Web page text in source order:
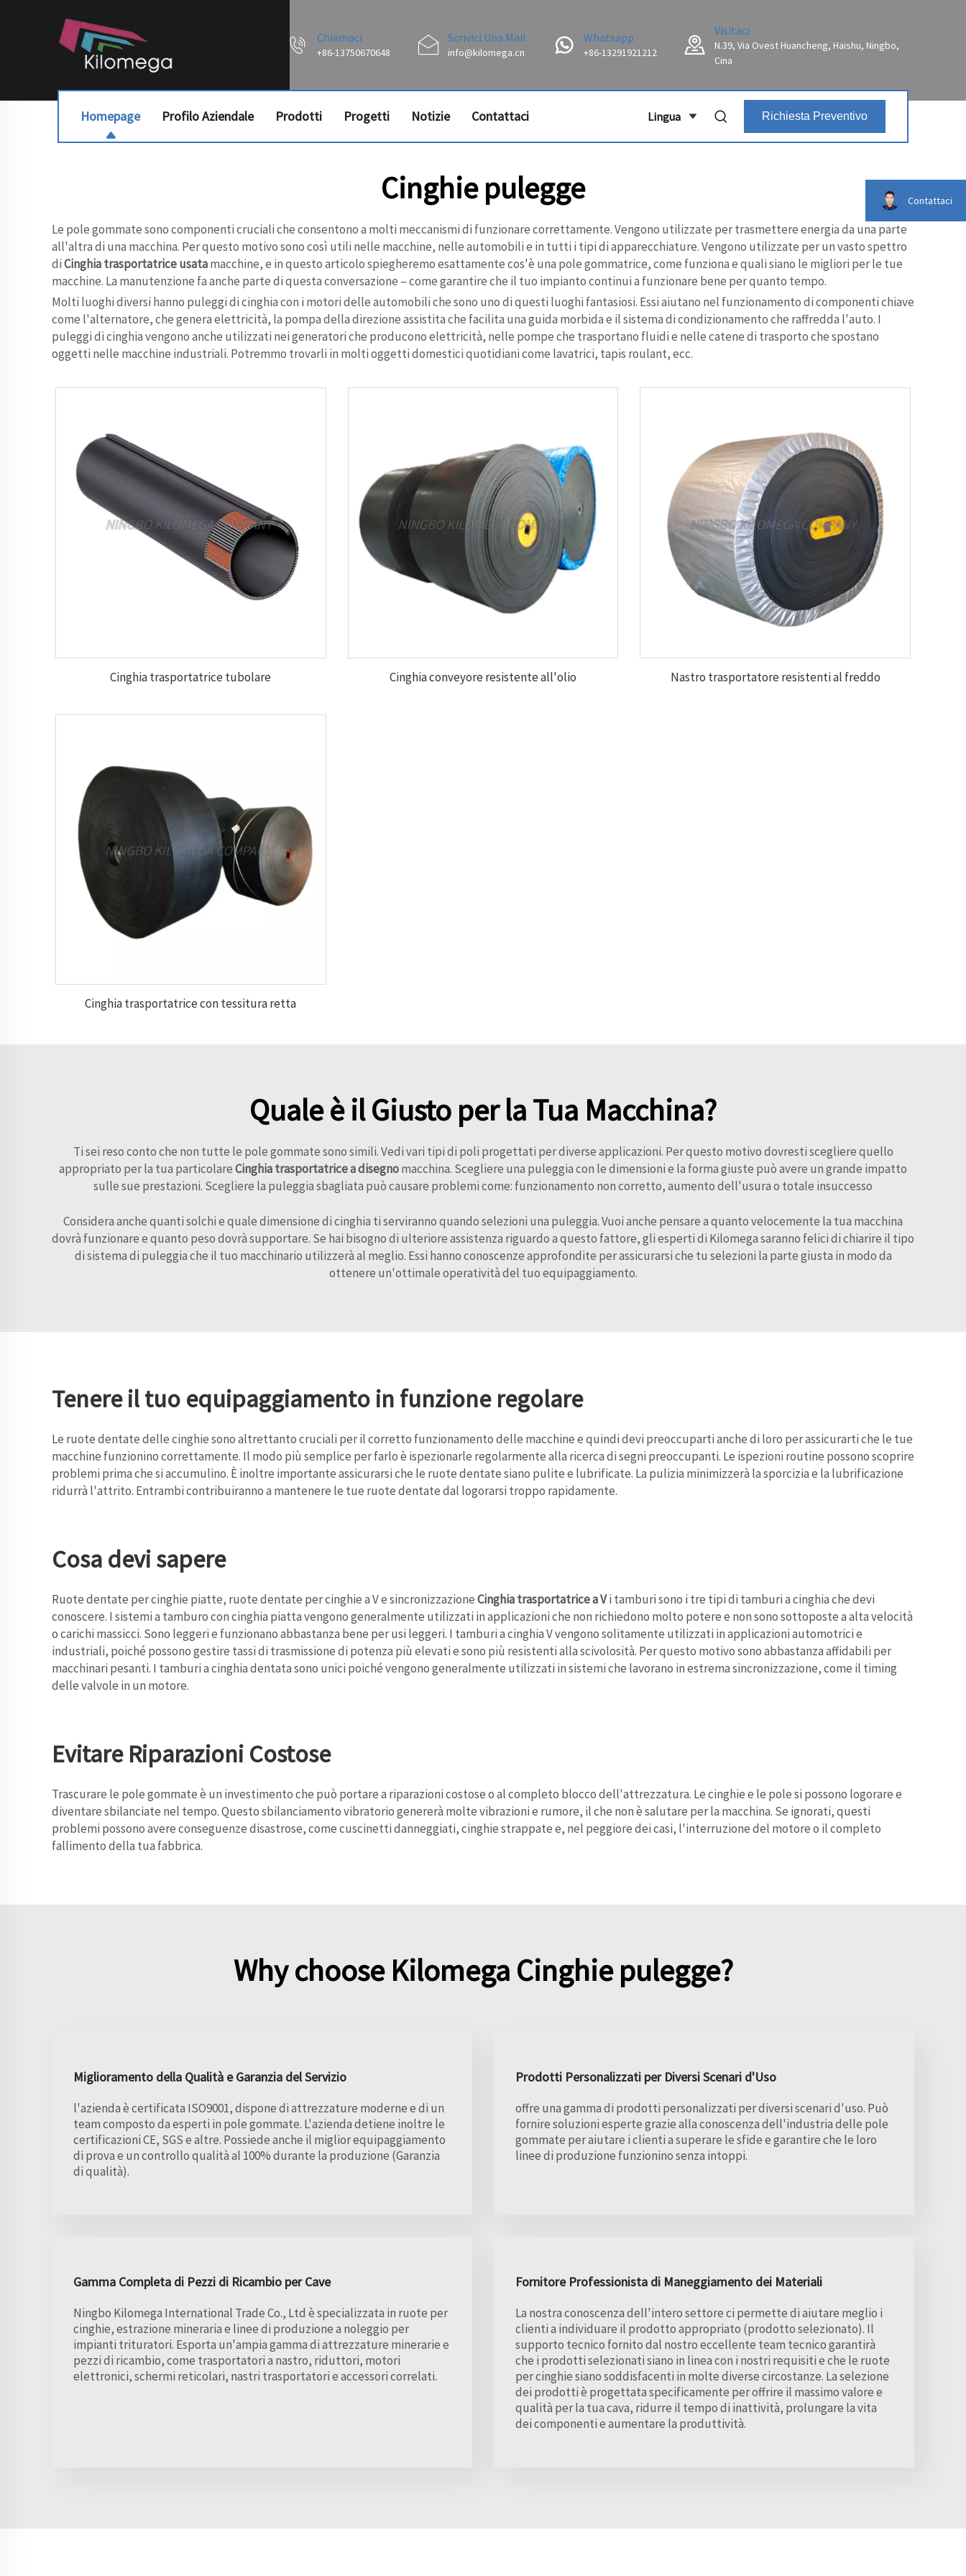
Chiamaci
+86-13750670648
Scrivici Una Mail
info@kilomega.cn
Whatsapp
+86-13291921212
Visitaci
N.39, Via Ovest Huancheng, Haishu, Ningbo,
Cina
Homepage Profilo Aziendale Prodotti Progetti Notizie Contattaci Lingua Richiesta Preventivo
Cinghie pulegge
Le pole gommate sono componenti cruciali che consentono a molti meccanismi di funzionare correttamente. Vengono utilizzate per trasmettere energia da una parte
all'altra di una macchina. Per questo motivo sono così utili nelle macchine, nelle automobili e in tutti i tipi di apparecchiature. Vengono utilizzate per un vasto spettro
diCinghia trasportatrice usatamacchine, e in questo articolo spiegheremo esattamente cos'è una pole gommatrice, come funziona e quali siano le migliori per le tue
macchine. La manutenzione fa anche parte di questa conversazione – come garantire che il tuo impianto continui a funzionare bene per quanto tempo.
Molti luoghi diversi hanno puleggi di cinghia con i motori delle automobili che sono uno di questi luoghi fantasiosi. Essi aiutano nel funzionamento di componenti chiave
come l'alternatore, che genera elettricità, la pompa della direzione assistita che facilita una guida morbida e il sistema di condizionamento che raffredda l'auto. I
puleggi di cinghia vengono anche utilizzati nei generatori che producono elettricità, nelle pompe che trasportano fluidi e nelle catene di trasporto che spostano
oggetti nelle macchine industriali. Potremmo trovarli in molti oggetti domestici quotidiani come lavatrici, tapis roulant, ecc.
Cinghia trasportatrice tubolare Cinghia conveyore resistente all'olio Nastro trasportatore resistenti al freddo
Cinghia trasportatrice con tessitura retta
Quale è il Giusto per la Tua Macchina?
Ti sei reso conto che non tutte le pole gommate sono simili. Vedi vari tipi di poli progettati per diverse applicazioni. Per questo motivo dovresti scegliere quello
appropriato per la tua particolareCinghia trasportatrice a disegnomacchina. Scegliere una puleggia con le dimensioni e la forma giuste può avere un grande impatto
sulle sue prestazioni. Scegliere la puleggia sbagliata può causare problemi come: funzionamento non corretto, aumento dell'usura o totale insuccesso
Considera anche quanti solchi e quale dimensione di cinghia ti serviranno quando selezioni una puleggia. Vuoi anche pensare a quanto velocemente la tua macchina
dovrà funzionare e quanto peso dovrà supportare. Se hai bisogno di ulteriore assistenza riguardo a questo fattore, gli esperti di Kilomega saranno felici di chiarire il tipo
di sistema di puleggia che il tuo macchinario utilizzerà al meglio. Essi hanno conoscenze approfondite per assicurarsi che tu selezioni la parte giusta in modo da
ottenere un'ottimale operatività del tuo equipaggiamento.
Tenere il tuo equipaggiamento in funzione regolare
Le ruote dentate delle cinghie sono altrettanto cruciali per il corretto funzionamento delle macchine e quindi devi preoccuparti anche di loro per assicurarti che le tue
macchine funzionino correttamente. Il modo più semplice per farlo è ispezionarle regolarmente alla ricerca di segni preoccupanti. Le ispezioni routine possono scoprire
problemi prima che si accumulino. È inoltre importante assicurarsi che le ruote dentate siano pulite e lubrificate. La pulizia minimizzerà la sporcizia e la lubrificazione
ridurrà l'attrito. Entrambi contribuiranno a mantenere le tue ruote dentate dal logorarsi troppo rapidamente.
Cosa devi sapere
Ruote dentate per cinghie piatte, ruote dentate per cinghie a V e sincronizzazioneCinghia trasportatrice a Vi tamburi sono i tre tipi di tamburi a cinghia che devi
conoscere. I sistemi a tamburo con cinghia piatta vengono generalmente utilizzati in applicazioni che non richiedono molto potere e non sono sottoposte a alta velocità
o carichi massicci. Sono leggeri e funzionano abbastanza bene per usi leggeri. I tamburi a cinghia V vengono solitamente utilizzati in applicazioni automotrici e
industriali, poiché possono gestire tassi di trasmissione di potenza più elevati e sono più resistenti alla scivolosità. Per questo motivo sono abbastanza affidabili per
macchinari pesanti. I tamburi a cinghia dentata sono unici poiché vengono generalmente utilizzati in sistemi che lavorano in estrema sincronizzazione, come il timing
delle valvole in un motore.
Evitare Riparazioni Costose
Trascurare le pole gommate è un investimento che può portare a riparazioni costose o al completo blocco dell'attrezzatura. Le cinghie e le pole si possono logorare e
diventare sbilanciate nel tempo. Questo sbilanciamento vibratorio genererà molte vibrazioni e rumore, il che non è salutare per la macchina. Se ignorati, questi
problemi possono avere conseguenze disastrose, come cuscinetti danneggiati, cinghie strappate e, nel peggiore dei casi, l'interruzione del motore o il completo
fallimento della tua fabbrica.
Why choose Kilomega Cinghie pulegge?
Miglioramento della Qualità e Garanzia del Servizio
l'azienda è certificata ISO9001, dispone di attrezzature moderne e di un
team composto da esperti in pole gommate. L'azienda detiene inoltre le
certificazioni CE, SGS e altre. Possiede anche il miglior equipaggiamento
di prova e un controllo qualità al 100% durante la produzione (Garanzia
di qualità).
Prodotti Personalizzati per Diversi Scenari d'Uso
offre una gamma di prodotti personalizzati per diversi scenari d'uso. Può
fornire soluzioni esperte grazie alla conoscenza dell'industria delle pole
gommate per aiutare i clienti a superare le sfide e garantire che le loro
linee di produzione funzionino senza intoppi.
Gamma Completa di Pezzi di Ricambio per Cave
Ningbo Kilomega International Trade Co., Ltd è specializzata in ruote per
cinghie, estrazione mineraria e linee di produzione a noleggio per
impianti trituratori. Esporta un'ampia gamma di attrezzature minerarie e
pezzi di ricambio, come trasportatori a nastro, riduttori, motori
elettronici, schermi reticolari, nastri trasportatori e accessori correlati.
Fornitore Professionista di Maneggiamento dei Materiali
La nostra conoscenza dell'intero settore ci permette di aiutare meglio i
clienti a individuare il prodotto appropriato (prodotto selezionato). Il
supporto tecnico fornito dal nostro eccellente team tecnico garantirà
che i prodotti selezionati siano in linea con i nostri requisiti e che le ruote
per cinghie siano soddisfacenti in molte diverse circostanze. La selezione
dei prodotti è progettata specificamente per offrire il massimo valore e
qualità per la tua cava, ridurre il tempo di inattività, prolungare la vita
dei componenti e aumentare la produttività.
Contattaci